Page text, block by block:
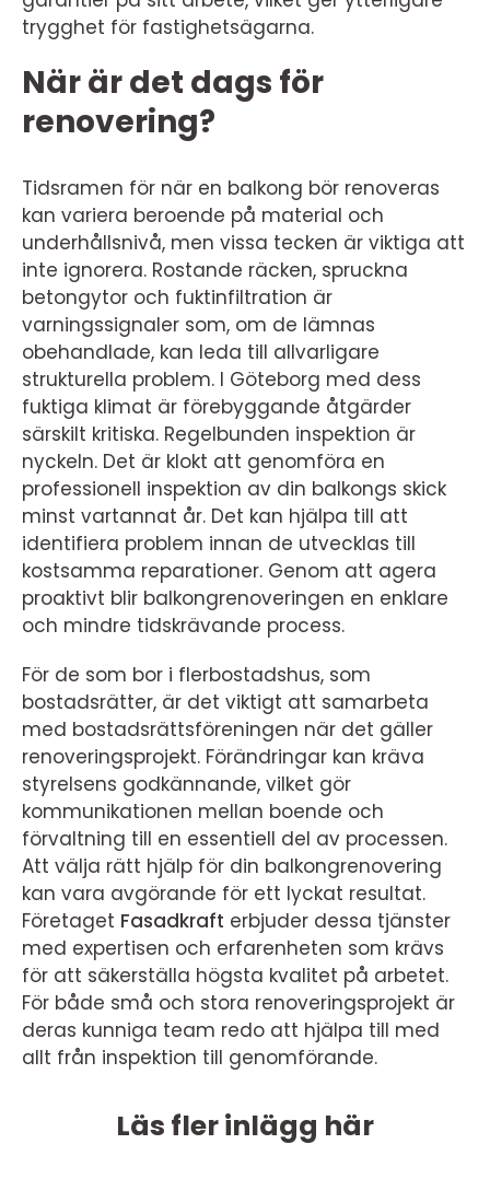
trygghet för fastighetsägarna.
När är det dags för
renovering?
Tidsramen för när en balkong bör renoveras
kan variera beroende på material och
underhållsnivå, men vissa tecken är viktiga att
inte ignorera. Rostande räcken, spruckna
betongytor och fuktinfiltration är
varningssignaler som, om de lämnas
obehandlade, kan leda till allvarligare
strukturella problem. I Göteborg med dess
fuktiga klimat är förebyggande åtgärder
särskilt kritiska. Regelbunden inspektion är
nyckeln. Det är klokt att genomföra en
professionell inspektion av din balkongs skick
minst vartannat år. Det kan hjälpa till att
identifiera problem innan de utvecklas till
kostsamma reparationer. Genom att agera
proaktivt blir balkongrenoveringen en enklare
och mindre tidskrävande process.
För de som bor i flerbostadshus, som
bostadsrätter, är det viktigt att samarbeta
med bostadsrättsföreningen när det gäller
renoveringsprojekt. Förändringar kan kräva
styrelsens godkännande, vilket gör
kommunikationen mellan boende och
förvaltning till en essentiell del av processen.
Att välja rätt hjälp för din balkongrenovering
kan vara avgörande för ett lyckat resultat.
Företaget Fasadkraft erbjuder dessa tjänster
med expertisen och erfarenheten som krävs
för att säkerställa högsta kvalitet på arbetet.
För både små och stora renoveringsprojekt är
deras kunniga team redo att hjälpa till med
allt från inspektion till genomförande.
Läs fler inlägg här